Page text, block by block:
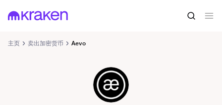
主页 卖出加密货币 Aevo
AEVO